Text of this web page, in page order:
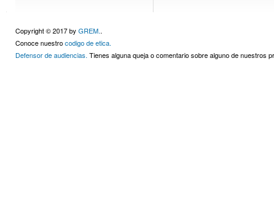
Copyright © 2017 by GREM..
Conoce nuestrocodigo de etica.
Defensor de audiencias. Tienes alguna queja o comentario sobre alguno de nuestros